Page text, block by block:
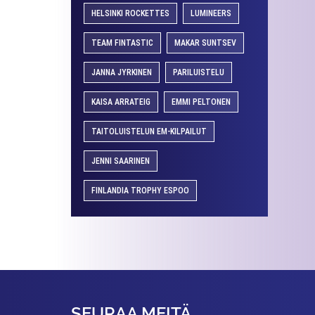
HELSINKI ROCKETTES LUMINEERS
TEAM FINTASTIC MAKAR SUNTSEV
JANNA JYRKINEN PARILUISTELU
KAISA ARRATEIG EMMI PELTONEN
TAITOLUISTELUN EM-KILPAILUT
JENNI SAARINEN
FINLANDIA TROPHY ESPOO